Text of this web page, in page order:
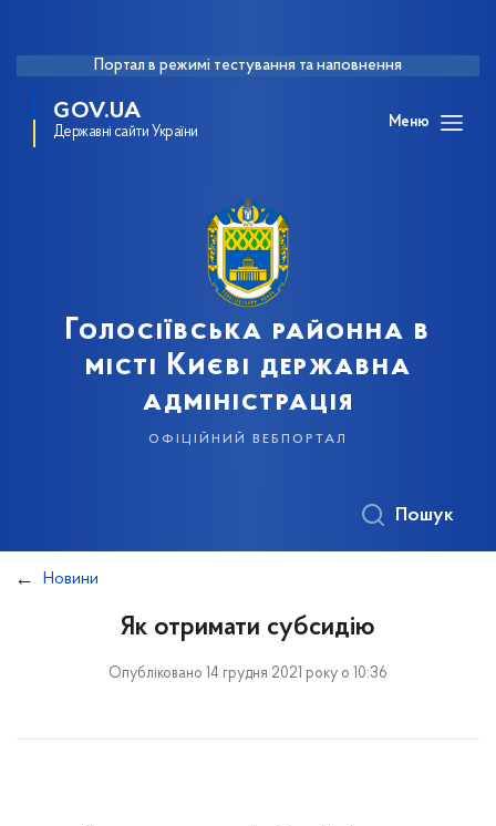
Портал в режимі тестування та наповнення
GOV.UA
Державні сайти України
Меню
Голосіївська районна в
місті Києві державна
адміністрація
офіційний вебпортал
Пошук
Новини
Як отримати субсидію
Опубліковано 14 грудня 2021 року о 10:36